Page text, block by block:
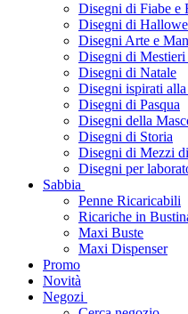
Disegni di Fiabe e
Disegni di
Disegni Arte e
Disegni di Mestieri
Disegni di Natale
Disegni ispirati
Disegni di Pasqua
Disegni della
Disegni di Storia
Disegni di Mezzi
Disegni per
Sabbia
Penne Ricaricabili
Ricariche in
Maxi Buste
Maxi Dispenser
Promo
Novità
Negozi